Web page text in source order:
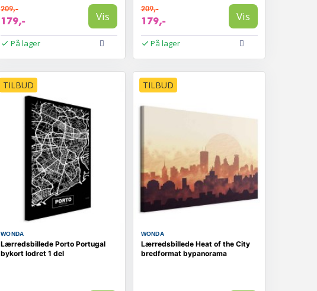
209,-
179,- Vis
På lager
209,-
179,- Vis
På lager
TILBUD
WONDA
Lærredsbillede Porto Portugal
bykort lodret 1 del
TILBUD
WONDA
Lærredsbillede Heat of the City
bredformat bypanorama